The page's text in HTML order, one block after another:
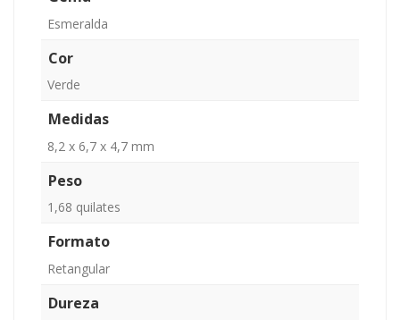
Esmeralda
Cor
Verde
Medidas
8,2 x 6,7 x 4,7 mm
Peso
1,68 quilates
Formato
Retangular
Dureza